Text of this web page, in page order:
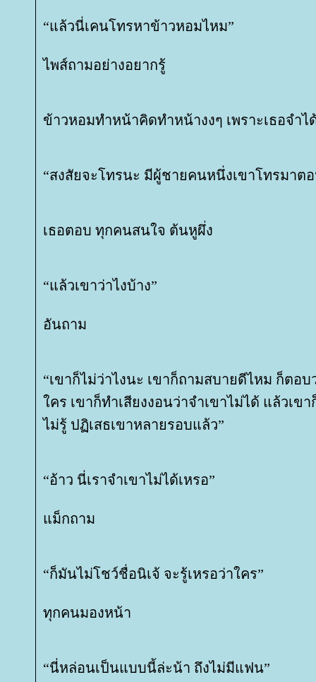
“แล้วนี่เคนโทรหาข้าวหอมไหม”
ไพส์ถามอย่างอยากรู้
ข้าวหอมทำหน้าคิดทำหน้างงๆ เพราะเธอจำไ
“สงสัยจะโทรนะ มีผู้ชายคนหนึ่งเขาโทรมาตอ
เธอตอบ ทุกคนสนใจ ต้นหูผึ่ง
“แล้วเขาว่าไงบ้าง”
อันถาม
“เขาก็ไม่ว่าไงนะ เขาก็ถามสบายดีไหม ก็ตอ
คร เขาก็ทำเสียงงอนว่าจำเขาไม่ได้ แล้วเข
ไม่รู้ ปฏิเสธเขาหลายรอบแล้ว”
“อ้าว นี่เราจำเขาไม่ได้เหรอ”
ม็กถาม
“ก็มันไม่โชว์ชื่อนิเจ้ จะรู้เหรอว่าใคร”
ทุกคนมองหน้า
“นี่หล่อนเป็นแบบนี้ล่ะน้า ถึงไม่มีแฟน”